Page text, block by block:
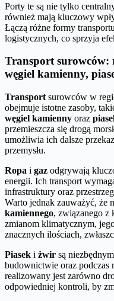
Porty te są nie tylko
również mają kluczowy
Łączą różne formy
logistycznych, co sprzyja
Transport surowców:
węgiel kamienny,
Transport surowców w
obejmuje istotne zasoby,
węgiel kamienny oraz
przemieszcza się drogą
umożliwia ich dalsze
przemysłu.
Ropa i gaz odgrywają
energii. Ich transport
infrastruktury oraz
Warto jednak zauważyć, że
kamiennego, związanego z
zmianom klimatycznym,
znacznych ilościach,
Piasek i żwir są
budownictwie oraz podczas
realizowany jest zarówno
odpowiedniej kontroli, by